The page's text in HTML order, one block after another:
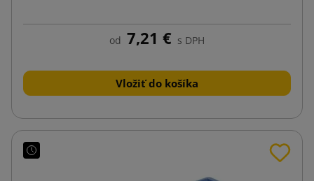
od 7,21 € s DPH
Vložiť do košíka